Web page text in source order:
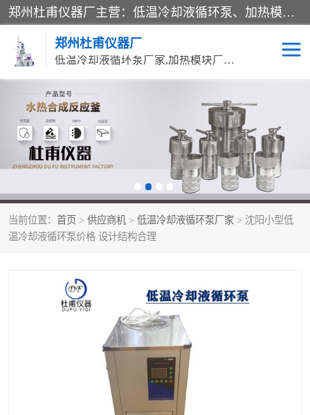
郑州杜甫仪器厂主营：低温冷却液循环泵、加热模块、水热合成反应釜、水油浴锅、旋转蒸发器、循环水真空泵等产品。郑州杜甫仪器厂在众多的教学仪器行业中依靠科技力量扬长避短、迅速发展，成为国家教委*生产教学仪器的厂家，产品具有国内良好水平，主导产品通过ISO9002质量认证。
郑州杜甫仪器厂
低温冷却液循环泵厂家,加热模块厂家,水热合成反应釜厂家,水油浴锅厂家,旋转蒸发器厂家
当前位置： 首页 > 供应商机 > 低温冷却液循环泵厂家 > 沈阳小型低
温冷却液循环泵价格 设计结构合理
循环水真空泵厂家 水热合成反应釜厂家
低温冷却液循环泵厂家 加热模块厂家
气流烘干器
旋转蒸发器厂家 双层玻璃反应釜10L
高温循环油浴锅母 五抽头循环水真空泵
多功能油浴锅
低温恒温反应浴槽
电动搅拌器